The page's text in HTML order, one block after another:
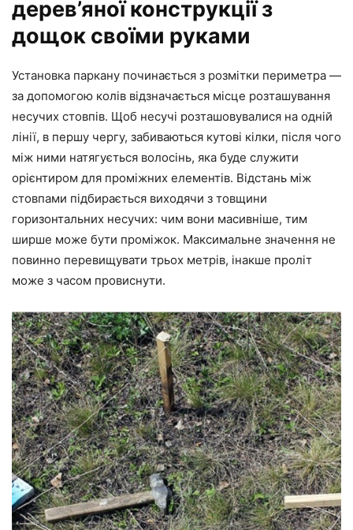
дерев’яної конструкції з
дощок своїми руками
Установка паркану починається з розмітки периметра —
за допомогою колів відзначається місце розташування
несучих стовпів. Щоб несучі розташовувалися на одній
лінії, в першу чергу, забиваються кутові кілки, після чого
між ними натягується волосінь, яка буде служити
орієнтиром для проміжних елементів. Відстань між
стовпами підбирається виходячи з товщини
горизонтальних несучих: чим вони масивніше, тим
ширше може бути проміжок. Максимальне значення не
повинно перевищувати трьох метрів, інакше проліт
може з часом провиснути.